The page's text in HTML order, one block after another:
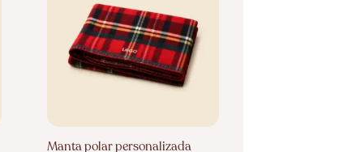
Manta polar personalizada